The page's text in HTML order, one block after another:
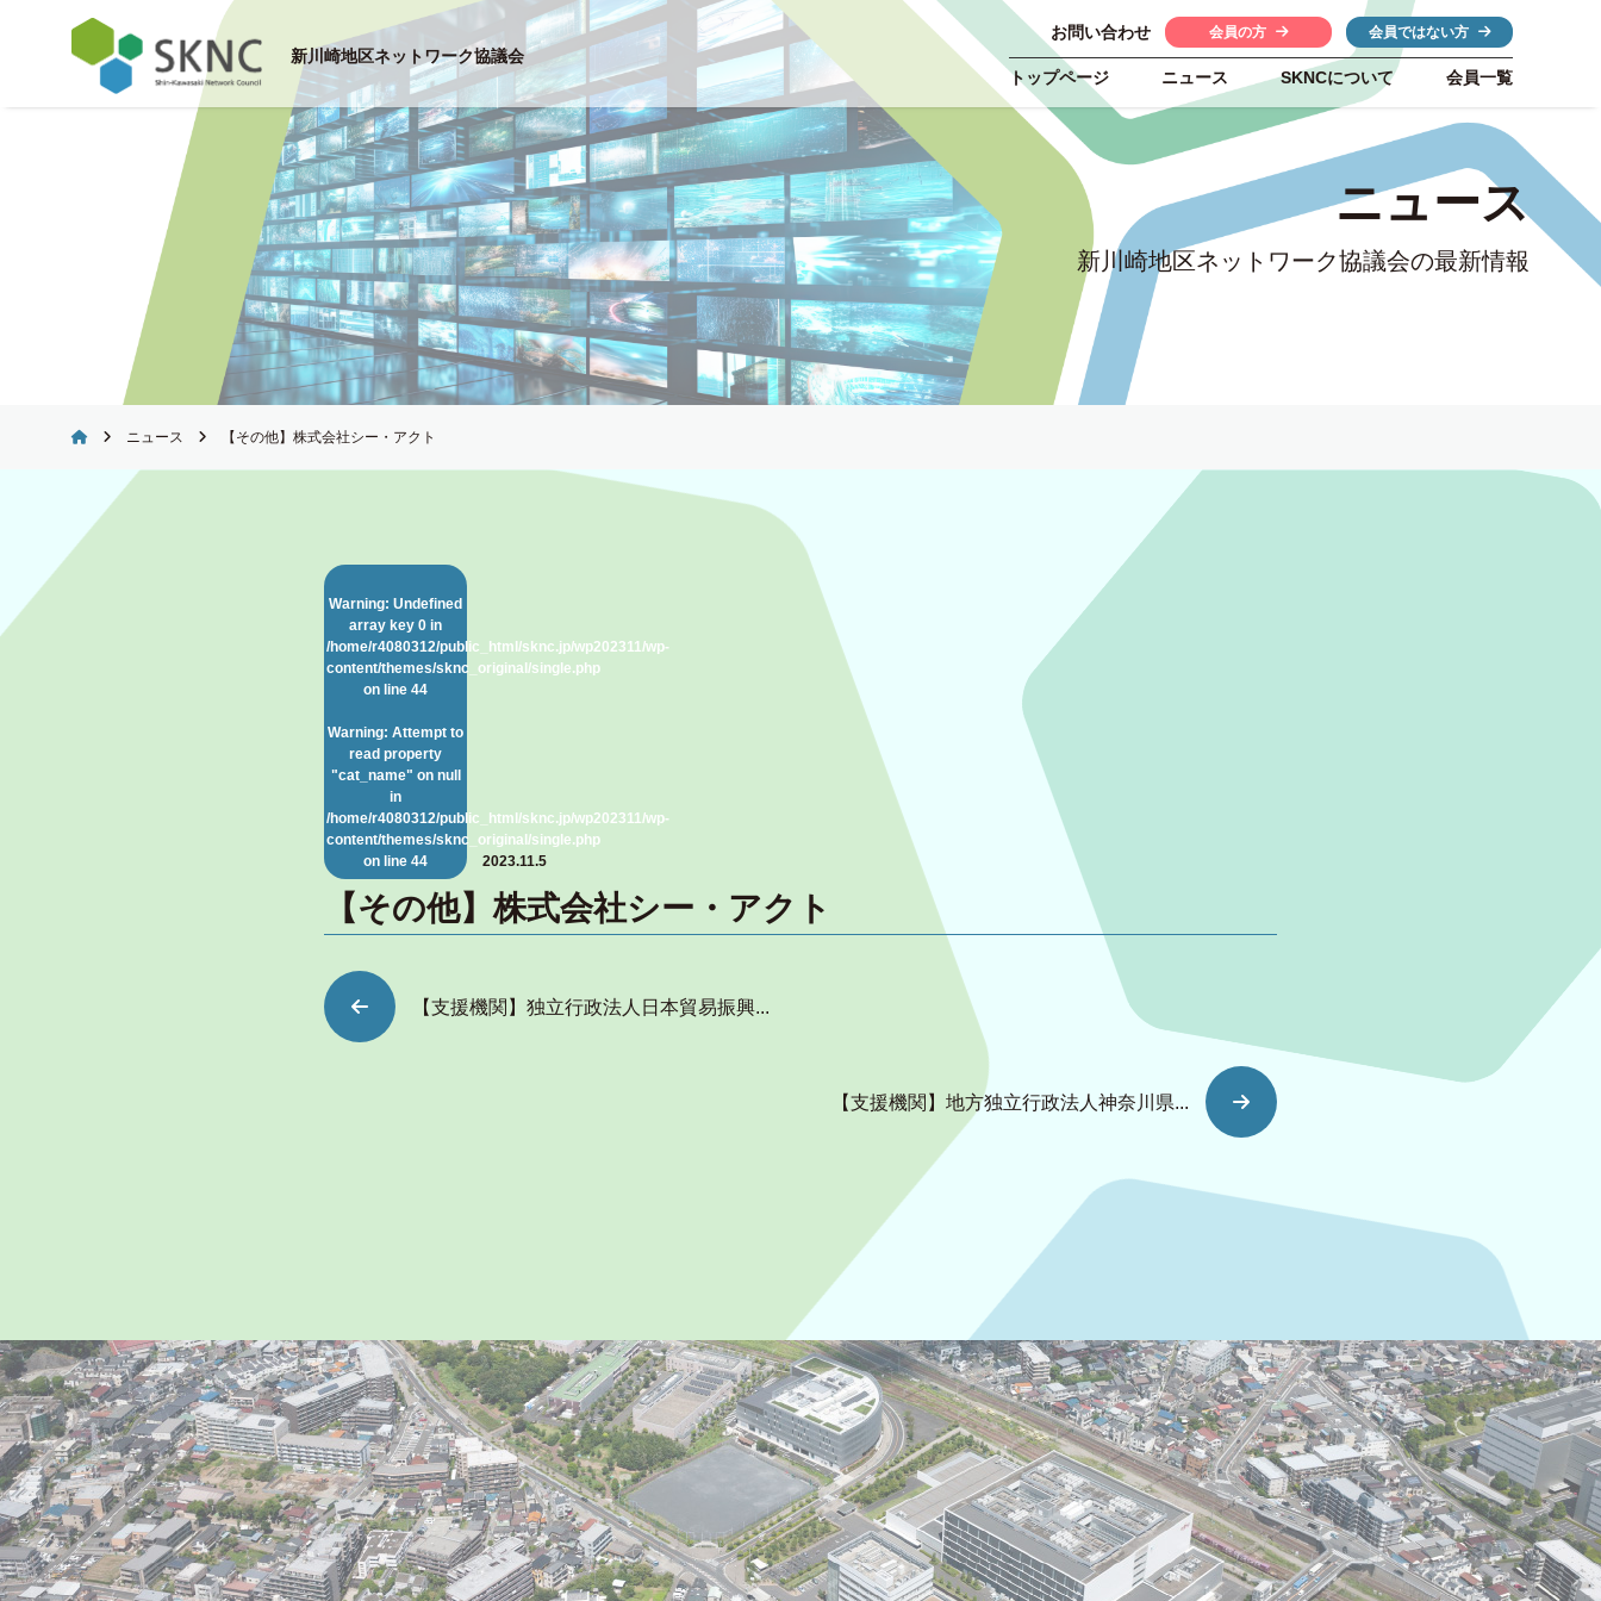
新川崎地区ネットワーク協議会
お問い合わせ 会員の方 会員ではない方
トップページ ニュース SKNCについて 会員一覧
ニュース
新川崎地区ネットワーク協議会の最新情報
ニュース 【その他】株式会社シー・アクト
Warning: Undefined
array key 0 in
/home/r4080312/public_html/sknc.jp/wp202311/wp-
content/themes/sknc_original/single.php
on line 44
Warning: Attempt to
read property
"cat_name" on null
in
/home/r4080312/public_html/sknc.jp/wp202311/wp-
content/themes/sknc_original/single.php
on line 44 2023.11.5
【その他】株式会社シー・アクト
【支援機関】独立行政法人日本貿易振興...
【支援機関】地方独立行政法人神奈川県...